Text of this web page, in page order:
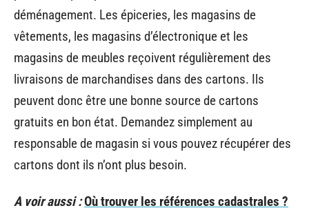
déménagement. Les épiceries, les magasins de
vêtements, les magasins d’électronique et les
magasins de meubles reçoivent régulièrement des
livraisons de marchandises dans des cartons. Ils
peuvent donc être une bonne source de cartons
gratuits en bon état. Demandez simplement au
responsable de magasin si vous pouvez récupérer des
cartons dont ils n’ont plus besoin.
A voir aussi :Où trouver les références cadastrales ?